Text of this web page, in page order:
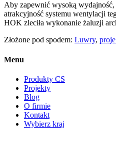
Aby zapewnić wysoką wydajność,
atrakcyjność systemu wentylacji
HOK zleciła wykonanie żaluzji
Złożone pod spodem: Luwry,
Menu
Produkty CS
Projekty
Blog
O firmie
Kontakt
Wybierz kraj